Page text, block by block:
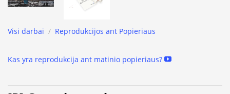
Visi darbai / Reprodukcijos ant Popieriaus
Kas yra reprodukcija ant matinio popieriaus?